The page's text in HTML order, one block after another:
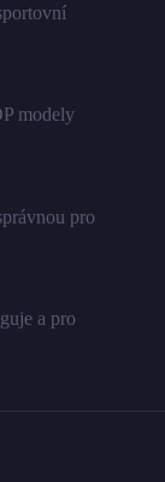
modely
pro
a pro